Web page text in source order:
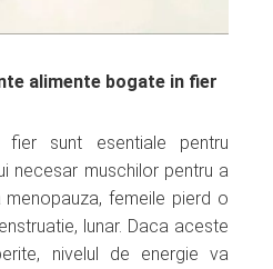
alimente bogate in fier
sunt esentiale pentru
necesar muschilor pentru a
menopauza, femeile pierd o
lunar. Daca aceste
nivelul de energie va